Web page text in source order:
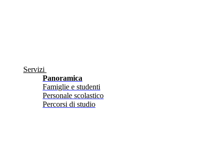
Servizi
Panoramica
Famiglie e studenti
Personale scolastico
Percorsi di studio